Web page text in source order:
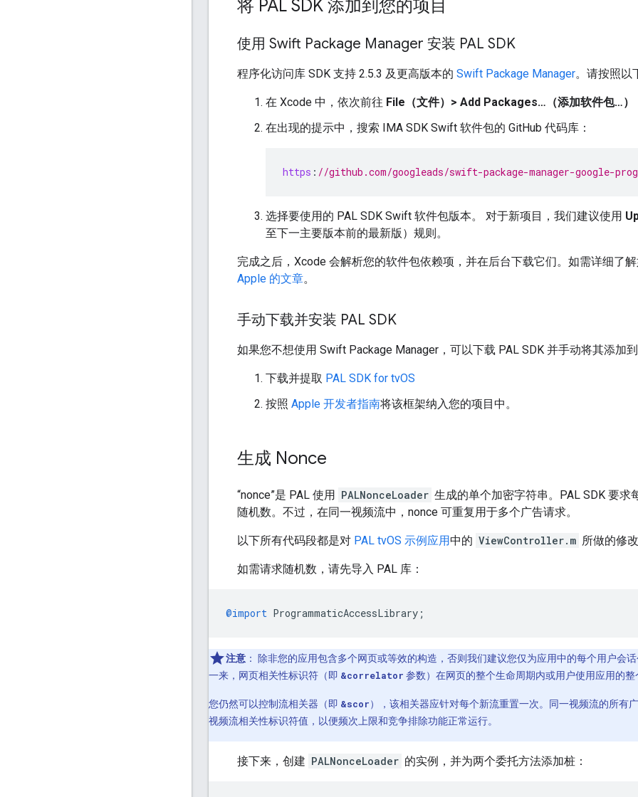
将 PAL SDK 添加到您的项目
使用 Swift Package Manager 安装 PAL SDK
程序化访问库 SDK 支持 2.5.3 及更高版本的 Swift Package Manager。请按照以
在 Xcode 中，依次前往 File（文件）> Add Packages…（添加软件包…）
在出现的提示中，搜索 IMA SDK Swift 软件包的 GitHub 代码库：
https : //github.com/googleads/swift-package-manager-google-
选择要使用的 PAL SDK Swift 软件包版本。 对于新项目，我们建议使用
至下一主要版本前的最新版）规则。
完成之后，Xcode 会解析您的软件包依赖项，并在后台下载它们。如需详细了
Apple 的文章。
手动下载并安装 PAL SDK
如果您不想使用 Swift Package Manager，可以下载 PAL SDK 并手动将其添加
下载并提取 PAL SDK for tvOS
按照 Apple 开发者指南将该框架纳入您的项目中。
生成 Nonce
“nonce”是 PAL 使用 PALNonceLoader 生成的单个加密字符串。PAL SDK 要
随机数。不过，在同一视频流中，nonce 可重复用于多个广告请求。
以下所有代码段都是对 PAL tvOS 示例应用中的 ViewController.m 所做的修
如需请求随机数，请先导入 PAL 库：
@import ProgrammaticAccessLibrary ;
注意 ：
除非您的应用包含多个网页或等效的构造，否则我们建议您仅为应用中的每个用户会
一来，网页相关性标识符（即 &correlator 参数）在网页的整个生命周期内或用户使用应用的
您仍然可以控制流相关器（即 &scor），该相关器应针对每个新流重置一次。同一视频流的所有
视频流相关性标识符值，以便频次上限和竞争排除功能正常运行。
接下来，创建 PALNonceLoader 的实例，并为两个委托方法添加桩：